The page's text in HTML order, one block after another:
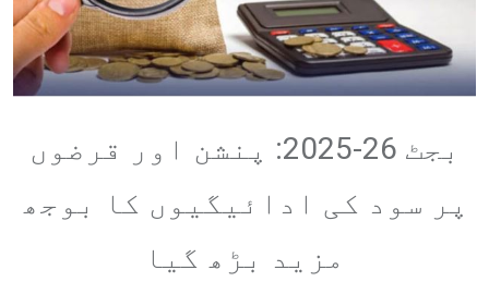
بجٹ 26-2025: پنشن اور قرضوں
پر سود کی ادائیگیوں کا بوجھ
مزید بڑھ گیا